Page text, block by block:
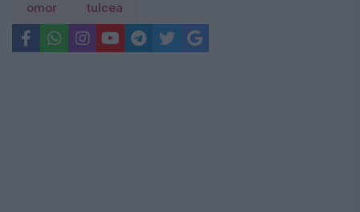
omor tulcea